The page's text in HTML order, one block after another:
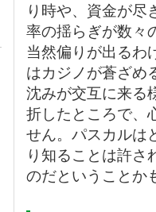
り時や、資金が尽
率の揺らぎが数々
当然偏りが出るわ
はカジノが蒼ざめ
沈みが交互に来る
折したところで、
せん。パスカルは
り知ることは許さ
のだということか